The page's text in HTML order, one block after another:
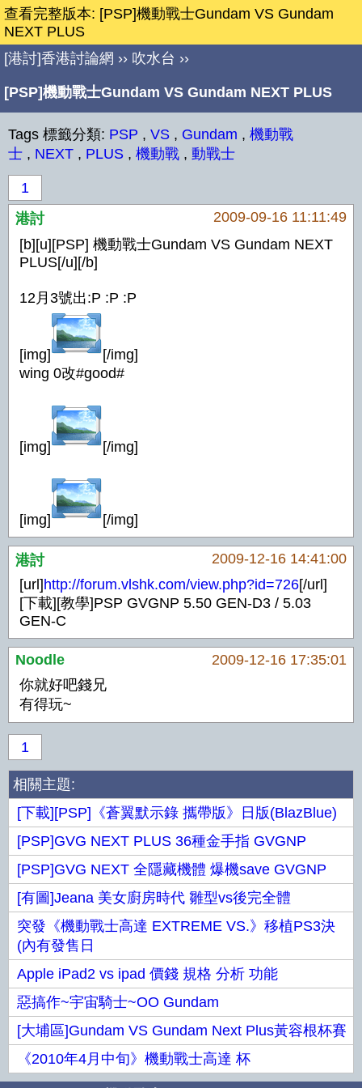
查看完整版本: [PSP]機動戰士Gundam VS Gundam
NEXT PLUS
[港討]香港討論網 ›› 吹水台 ››
[PSP]機動戰士Gundam VS Gundam NEXT PLUS
Tags 標籤分類: PSP , VS , Gundam , 機動戰
士 , NEXT , PLUS , 機動戰 , 動戰士
1
港討
2009-09-16 11:11:49
[b][u][PSP] 機動戰士Gundam VS Gundam NEXT
PLUS[/u][/b]
12月3號出:P :P :P
[img]
[/img]
wing 0改#good#
[img] [/img]
[img] [/img]
港討
2009-12-16 14:41:00
[url] http://forum.vlshk.com/view.php?id=726[/url]
[下載][教學]PSP GVGNP 5.50 GEN-D3 / 5.03
GEN-C
Noodle
2009-12-16 17:35:01
你就好吧錢兄
有得玩~
1
相關主題:
[下載][PSP]《蒼翼默示錄 攜帶版》日版(BlazBlue)
[PSP]GVG NEXT PLUS 36種金手指 GVGNP
[PSP]GVG NEXT 全隱藏機體 爆機save GVGNP
[有圖]Jeana 美女廚房時代 雛型vs後完全體
突發《機動戰士高達 EXTREME VS.》移植PS3決
(內有發售日
Apple iPad2 vs ipad 價錢 規格 分析 功能
惡搞作~宇宙騎士~OO Gundam
[大埔區]Gundam VS Gundam Next Plus黃容根杯賽
《2010年4月中旬》機動戰士高達 杯